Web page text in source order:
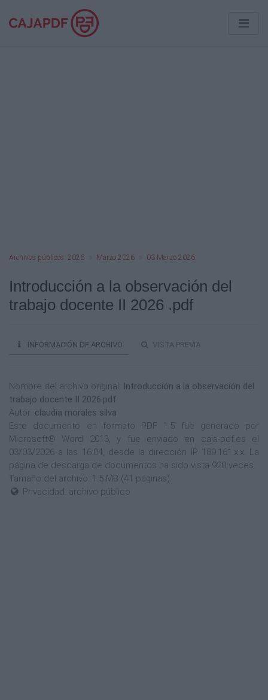
Archivos públicos: 2026 Marzo 2026 03 Marzo 2026
Introducción a la observación del
trabajo docente II 2026 .pdf
INFORMACIÓN DE ARCHIVO VISTA PREVIA
Nombre del archivo original: Introducción a la observación del
trabajo docente II 2026.pdf
Autor: claudia morales silva
Este documento en formato PDF 1.5 fue generado por
Microsoft® Word 2013, y fue enviado en caja-pdf.es el
03/03/2026 a las 16:04, desde la dirección IP 189.161.x.x. La
página de descarga de documentos ha sido vista 920 veces.
Tamaño del archivo: 1.5 MB (41 páginas).
Privacidad: archivo público